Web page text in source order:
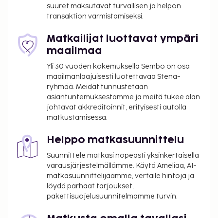
Käytössäsi on kuivapesula-/pesulapalvelut, ympäri
vuorokauden auki oleva vastaanotto ja
sekä ilmainen langaton internetyhteys ja concierge-
palvelut. Tämän hotellin palveluihin kuuluu
lastenvahti (lisämaksusta),
lahjatavaraliikkeitä/lehtikioskeja ja juhlasali.
Hotellin ravintola on hyvä paikka brunssin
nauttimiseen. Palveluihin kuuluu myös kahvila ja
huonepalvelu (rajoitettuina aikoina). Maksullinen
buffetaamiainen tarjotaan päivittäin klo 7.00–10.30.
Tämän majoituspaikan virallisen tähtiluokituksen on
myöntänyt Ranskan turismin kehitysjärjestö ATOUT.
Majoituspaikka veloittaa seuraavat paikan päällä
suoritettavat maksut. Maksuihin saattaa sisältyä
sovellettavat verot:
Kaupungin perimä vero: 8.45 EUR per henkilö
per yö. Tätä veroa ei peritä alle 18 vuotta
suuret maksutavat turvallisen ja helpon
transaktion varmistamiseksi.
Matkailijat luottavat ympäri
maailmaa
Yli 30 vuoden kokemuksella Sembo on osa
maailmanlaajuisesti luotettavaa Stena-
ryhmää. Meidät tunnustetaan
asiantuntemuksestamme ja meitä tukee alan
johtavat akkreditoinnit, erityisesti autolla
matkustamisessa.
Helppo matkasuunnittelu
Suunnittele matkasi nopeasti yksinkertaisella
varausjärjestelmällämme. Käytä Ameliaa, AI-
matkasuunnittelijaamme, vertaile hintoja ja
löydä parhaat tarjoukset,
pakettisuojelusuunnitelmamme turvin.